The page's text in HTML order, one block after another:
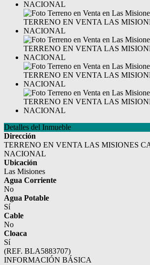
Detalles del Inmueble
Dirección
TERRENO EN VENTA LAS MISIONES
NACIONAL
Ubicación
Las Misiones
Agua Corriente
No
Agua Potable
Sí
Cable
No
Cloaca
Sí
(REF. BLA5883707)
INFORMACIÓN BÁSICA